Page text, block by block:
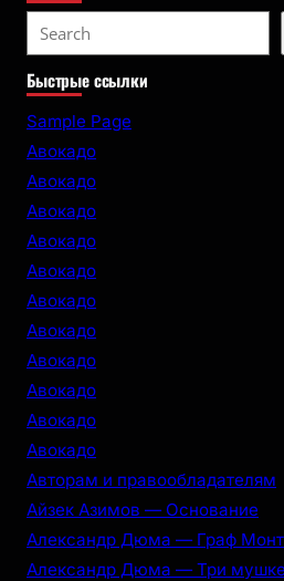
e
a
r
Быстрые ссылки
Sample Page
Авокадо
Авокадо
Авокадо
Авокадо
Авокадо
Авокадо
Авокадо
Авокадо
Авокадо
Авокадо
Авокадо
Авторам и правообладателям
Айзек Азимов — Основание
Александр Дюма — Граф
Александр Дюма — Три